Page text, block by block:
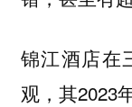
锦江酒店在
观，其2023